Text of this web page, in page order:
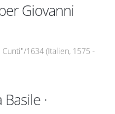
Giovanni
1634 (Italien, 1575 -
·